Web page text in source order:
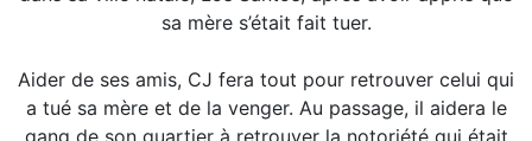
sa mère s’était fait tuer.
Aider de ses amis, CJ fera tout pour retrouver celui qui
a tué sa mère et de la venger. Au passage, il aidera le